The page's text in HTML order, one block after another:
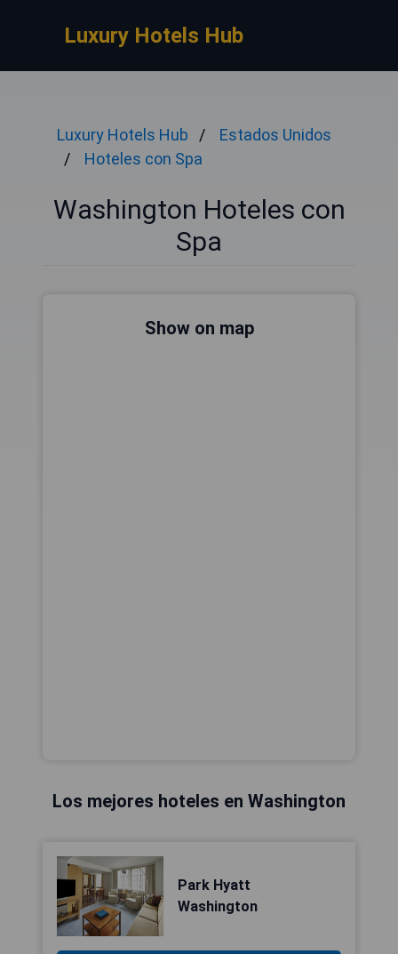
Luxury Hotels Hub
Luxury Hotels Hub
Estados Unidos
Hoteles con Spa
Washington Hoteles con
Spa
Show on map
Los mejores hoteles en Washington
Park Hyatt
Washington